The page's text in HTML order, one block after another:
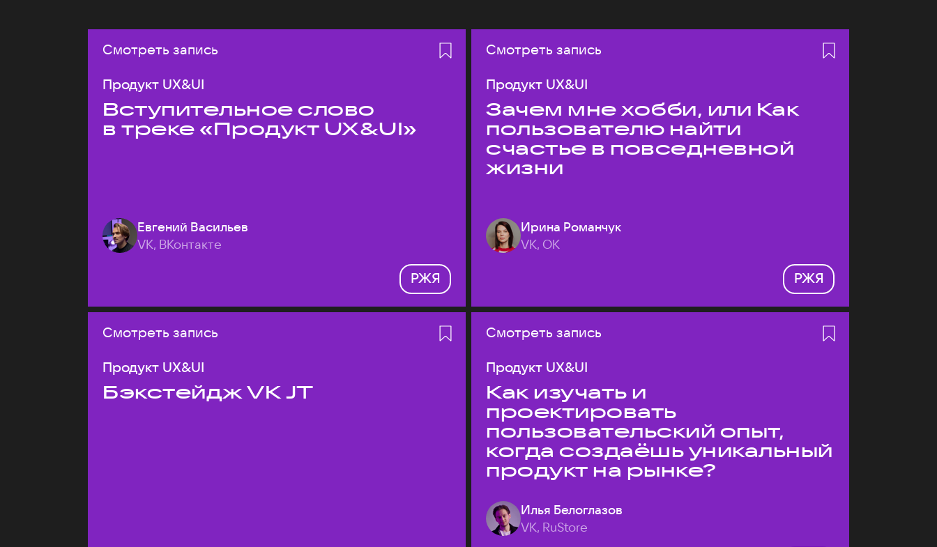
Смотреть запись
Продукт UX&UI
Вступительное слово
в треке «Продукт UX&UI»
Евгений Васильев
VK, ВКонтакте
РЖЯ
Смотреть запись
Продукт UX&UI
Зачем мне хобби, или Как
пользователю найти
счастье в повседневной
жизни
Ирина Романчук
VK, ОК
РЖЯ
Смотреть запись
Продукт UX&UI
Бэкстейдж VK JT
Смотреть запись
Продукт UX&UI
Как изучать и
проектировать
пользовательский опыт,
когда создаёшь уникальный
продукт на рынке?
Илья Белоглазов
VK, RuStore